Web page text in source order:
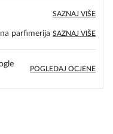
SAZNAJ VIŠE
parfimerija SAZNAJ VIŠE
POGLEDAJ OCJENE